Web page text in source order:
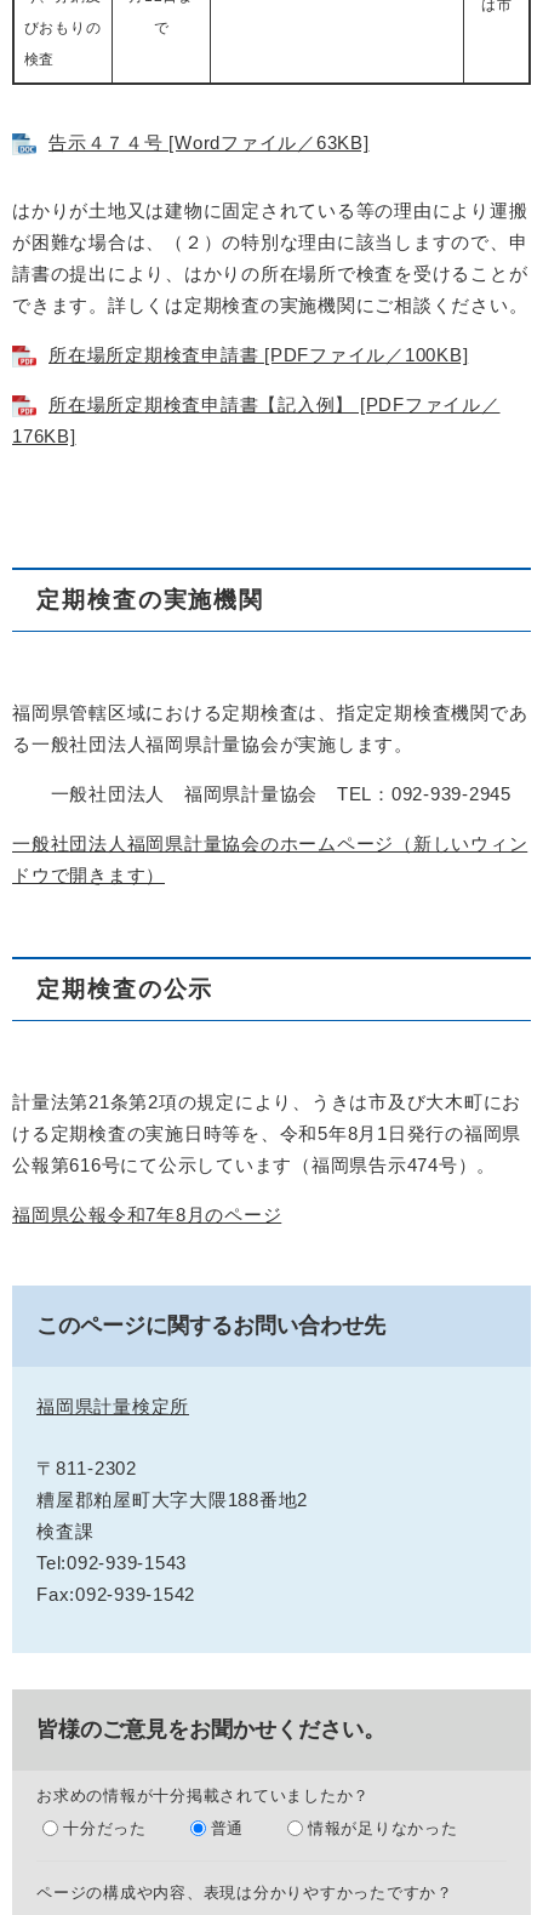
びおもりの
検査
で
は市
告示４７４号 [Wordファイル／63KB]
はかりが土地又は建物に固定されている等の理由により運搬
が困難な場合は、（２）の特別な理由に該当しますので、申
請書の提出により、はかりの所在場所で検査を受けることが
できます。詳しくは定期検査の実施機関にご相談ください。
所在場所定期検査申請書 [PDFファイル／100KB]
所在場所定期検査申請書【記入例】 [PDFファイル／
176KB]
定期検査の実施機関
福岡県管轄区域における定期検査は、指定定期検査機関であ
る一般社団法人福岡県計量協会が実施します。
一般社団法人 福岡県計量協会 TEL：092-939-2945
一般社団法人福岡県計量協会のホームページ（新しいウィン
ドウで開きます）
定期検査の公示
計量法第21条第2項の規定により、うきは市及び大木町にお
ける定期検査の実施日時等を、令和5年8月1日発行の福岡県
公報第616号にて公示しています（福岡県告示474号）。
福岡県公報令和7年8月のページ
このページに関するお問い合わせ先
福岡県計量検定所
〒811-2302
糟屋郡粕屋町大字大隈188番地2
検査課
Tel:092-939-1543
Fax:092-939-1542
皆様のご意見をお聞かせください。
お求めの情報が十分掲載されていましたか？
十分だった
普通 情報が足りなかった
ページの構成や内容、表現は分かりやすかったですか？